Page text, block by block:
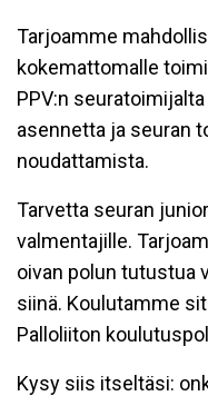
Tarjoamme
kokemattomalle
PPV:n
asennetta ja seuran
noudattamista.
Tarvetta seuran
valmentajille.
oivan polun tutustua
siinä. Koulutamme
Palloliiton
Kysy siis itseltäsi: